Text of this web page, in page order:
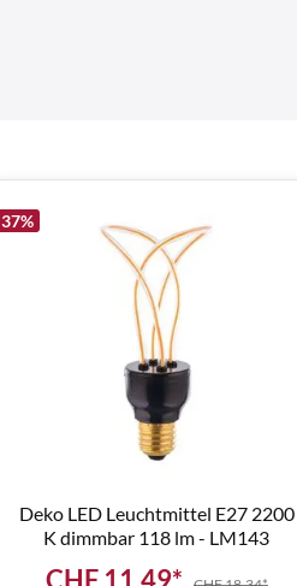
37%
Deko LED Leuchtmittel E27 2200
K dimmbar 118 lm - LM143